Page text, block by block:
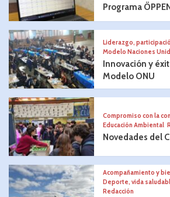
Programa ÖPPEN
Liderazgo,
Modelo Naciones
Innovación y
Modelo ONU
Compromiso con la
Educación Ambiental
Novedades del
Acompañamiento y
Deporte, vida
Redacción